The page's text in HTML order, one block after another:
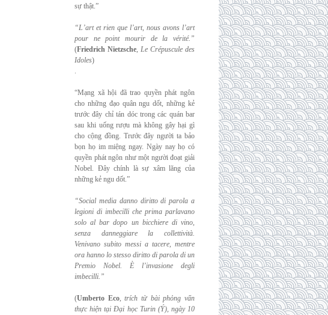
sự thật.”
“L’art et rien que l’art, nous avons l’art
pour ne point mourir de la vérité.”
(Friedrich Nietzsche, Le Crépuscule des
Idoles)
.
“Mạng xã hội đã trao quyền phát ngôn
cho những đạo quân ngu dốt, những kẻ
trước đây chỉ tán dóc trong các quán bar
sau khi uống rượu mà không gây hại gì
cho cộng đồng. Trước đây người ta bảo
bọn họ im miệng ngay. Ngày nay họ có
quyền phát ngôn như một người đoạt giải
Nobel. Đây chính là sự xâm lăng của
những kẻ ngu dốt.”
“Social media danno diritto di parola a
legioni di imbecilli che prima parlavano
solo albar dopo un bicchiere di vino,
senza danneggiare la collettività.
Venivano subito messi a tacere, mentre
ora hanno lo stesso diritto di parola di un
Premio Nobel. È l’invasione degli
imbecilli.”
(Umberto Eco,trích từ bài phỏng vấn
thực hiện tại Đại học Turin (Ý), ngày 10